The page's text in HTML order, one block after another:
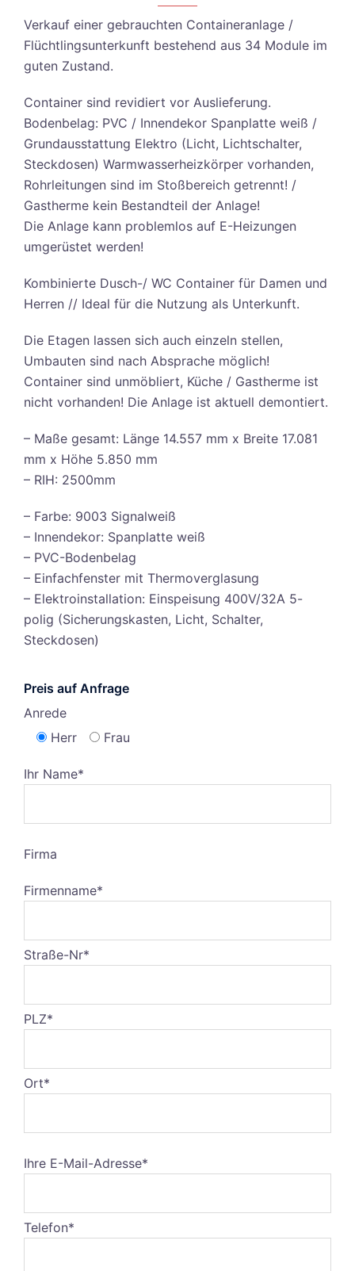
Verkauf einer gebrauchten Containeranlage /
Flüchtlingsunterkunft bestehend aus 34 Module im
guten Zustand.
Container sind revidiert vor Auslieferung.
Bodenbelag: PVC / Innendekor Spanplatte weiß /
Grundausstattung Elektro (Licht, Lichtschalter,
Steckdosen) Warmwasserheizkörper vorhanden,
Rohrleitungen sind im Stoßbereich getrennt! /
Gastherme kein Bestandteil der Anlage!
Die Anlage kann problemlos auf E-Heizungen
umgerüstet werden!
Kombinierte Dusch-/ WC Container für Damen und
Herren // Ideal für die Nutzung als Unterkunft.
Die Etagen lassen sich auch einzeln stellen,
Umbauten sind nach Absprache möglich!
Container sind unmöbliert, Küche / Gastherme ist
nicht vorhanden! Die Anlage ist aktuell demontiert.
– Maße gesamt: Länge 14.557 mm x Breite 17.081
mm x Höhe 5.850 mm
– RIH: 2500mm
– Farbe: 9003 Signalweiß
– Innendekor: Spanplatte weiß
– PVC-Bodenbelag
– Einfachfenster mit Thermoverglasung
– Elektroinstallation: Einspeisung 400V/32A 5-
polig (Sicherungskasten, Licht, Schalter,
Steckdosen)
Preis auf Anfrage
Anrede
Herr
Frau
Ihr Name*
Firma
Firmenname*
Straße-Nr*
PLZ*
Ort*
Ihre E-Mail-Adresse*
Telefon*